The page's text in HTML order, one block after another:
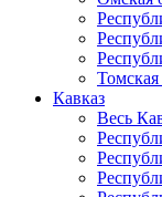
Томская
Кавказ
Весь